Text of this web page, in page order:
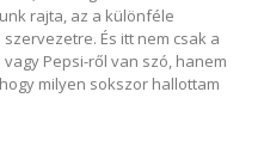
rajta, az a különféle
És itt nem csak a
Pepsi-ről van szó, hanem
milyen sokszor hallottam